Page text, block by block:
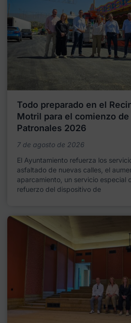
Todo preparado en el
Motril para el comienzo de
Patronales 2026
7 de agosto de 2026
El Ayuntamiento refuerza los
asfaltado de nuevas calles, el
aparcamiento, un servicio especial
refuerzo del dispositivo de